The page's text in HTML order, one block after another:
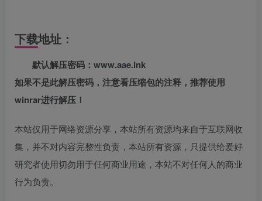
下载地址：
默认解压密码：www.aae.ink
如果不是此解压密码，注意看压缩包的注释，推荐使用
winrar进行解压！
本站仅用于网络资源分享，本站所有资源均来自于互联网收
集，并不对内容完整性负责，本站所有资源，只提供给爱好
研究者使用切勿用于任何商业用途，本站不对任何人的商业
行为负责。